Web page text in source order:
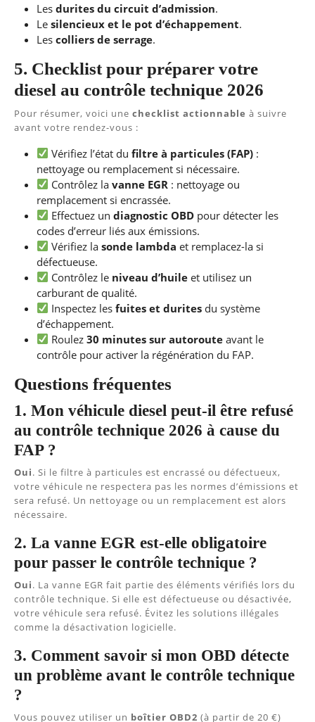
Les durites du circuit d’admission.
Le silencieux et le pot d’échappement.
Les colliers de serrage.
5. Checklist pour préparer votre
diesel au contrôle technique 2026
Pour résumer, voici une checklist actionnable à suivre
avant votre rendez-vous :
Vérifiez l’état dufiltre à particules (FAP) :
nettoyage ou remplacement si nécessaire.
Contrôlez lavanne EGR : nettoyage ou
remplacement si encrassée.
Effectuez undiagnostic OBD pour détecter les
codes d’erreur liés aux émissions.
Vérifiez lasonde lambda et remplacez-la si
défectueuse.
Contrôlez le niveau d’huile et utilisez un
carburant de qualité.
Inspectez lesfuites et durites du système
d’échappement.
Roulez30 minutes sur autoroute avant le
contrôle pour activer la régénération du FAP.
Questions fréquentes
1. Mon véhicule diesel peut-il être refusé
au contrôle technique 2026 à cause du
FAP ?
Oui. Si le filtre à particules est encrassé ou défectueux,
votre véhicule ne respectera pas les normes d’émissions et
sera refusé. Un nettoyage ou un remplacement est alors
nécessaire.
2. La vanne EGR est-elle obligatoire
pour passer le contrôle technique ?
Oui. La vanne EGR fait partie des éléments vérifiés lors du
contrôle technique. Si elle est défectueuse ou désactivée,
votre véhicule sera refusé. Évitez les solutions illégales
comme la désactivation logicielle.
3. Comment savoir si mon OBD détecte
un problème avant le contrôle technique
?
Vous pouvez utiliser un boîtier OBD2 (à partir de 20 €)